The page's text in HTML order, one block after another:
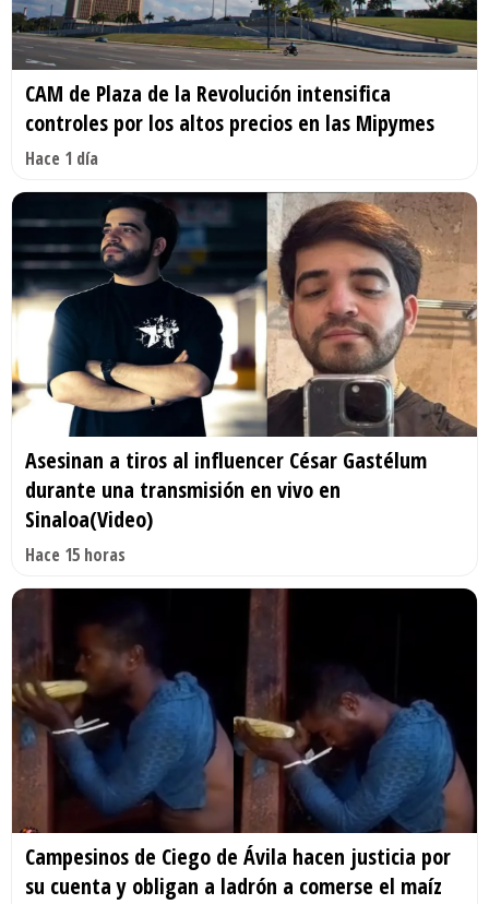
CAM de Plaza de la Revolución intensifica
controles por los altos precios en las Mipymes
Hace 1 día
Asesinan a tiros al influencer César Gastélum
durante una transmisión en vivo en
Sinaloa(Video)
Hace 15 horas
Campesinos de Ciego de Ávila hacen justicia por
su cuenta y obligan a ladrón a comerse el maíz